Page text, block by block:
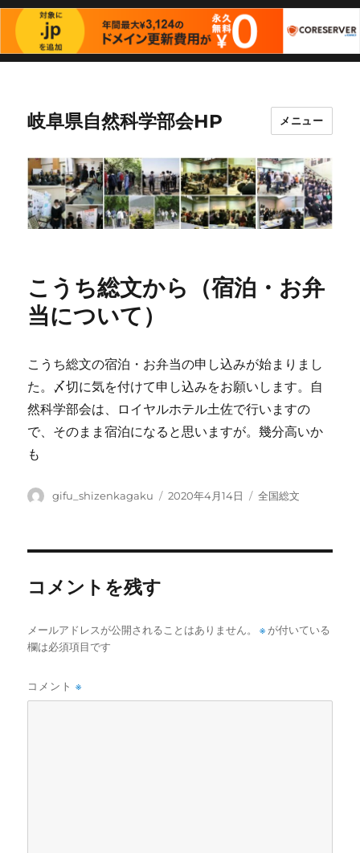
岐阜県自然科学部会HP メニュー
こうち総文から（宿泊・お弁
当について）
こうち総文の宿泊・お弁当の申し込みが始まりまし
た。〆切に気を付けて申し込みをお願いします。自
然科学部会は、ロイヤルホテル土佐で行いますの
で、そのまま宿泊になると思いますが。幾分高いか
も
投
gifu_shizenkagaku
投
2020年4月14日
カ
全国総文
コメントを残す
メールアドレスが公開されることはありません。 ※ が付いている
欄は必須項目です
コメント※